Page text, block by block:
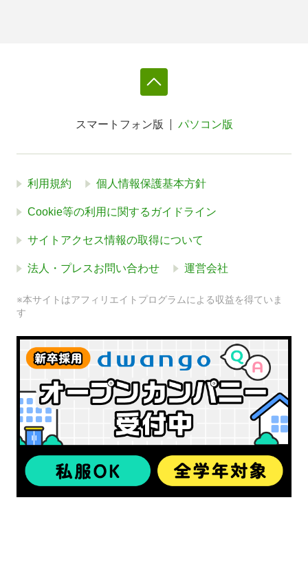
スマートフォン版 パソコン版
利用規約 個人情報保護基本方針
Cookie等の利用に関するガイドライン
サイトアクセス情報の取得について
法人・プレスお問い合わせ 運営会社
※本サイトはアフィリエイトプログラムによる収益を得ていま
す